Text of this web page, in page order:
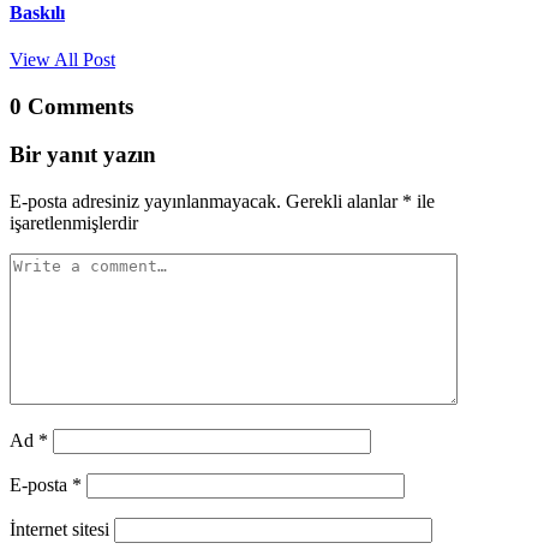
Baskılı
View All Post
0 Comments
Bir yanıt yazın
E-posta adresiniz yayınlanmayacak. Gerekli alanlar * ile
işaretlenmişlerdir
Ad *
E-posta *
İnternet sitesi